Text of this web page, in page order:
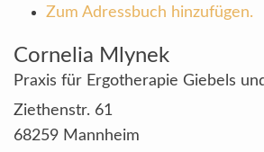
Zum Adressbuch hinzufügen.
Cornelia Mlynek
Praxis für Ergotherapie Giebels
Ziethenstr. 61
68259 Mannheim